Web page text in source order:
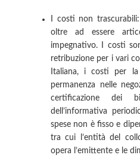
I costi non
oltre ad essere
impegnativo. I costi
retribuzione per i vari
Italiana, i costi per
permanenza nelle
certificazione dei
dell’informativa
spese non è fisso e
tra cui l’entità del
opera l’emittente e le